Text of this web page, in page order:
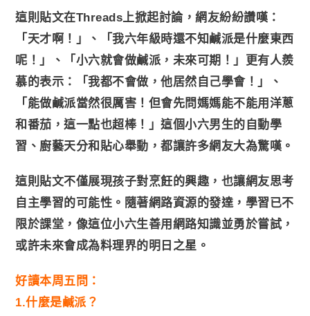
這則貼文在Threads上掀起討論，網友紛紛讚嘆：
「天才啊！」、「我六年級時還不知鹹派是什麼東西
呢！」、「小六就會做鹹派，未來可期！」更有人羨
慕的表示：「我都不會做，他居然自己學會！」、
「能做鹹派當然很厲害！但會先問媽媽能不能用洋蔥
和番茄，這一點也超棒！」這個小六男生的自動學
習、廚藝天分和貼心舉動，都讓許多網友大為驚嘆。
這則貼文不僅展現孩子對烹飪的興趣，也讓網友思考
自主學習的可能性。隨著網路資源的發達，學習已不
限於課堂，像這位小六生善用網路知識並勇於嘗試，
或許未來會成為料理界的明日之星。
好讀本周五問：
1.什麼是鹹派？